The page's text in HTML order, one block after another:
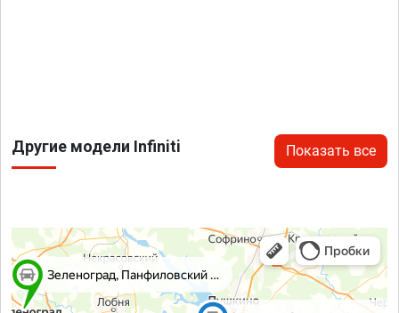
Другие модели Infiniti Показать все